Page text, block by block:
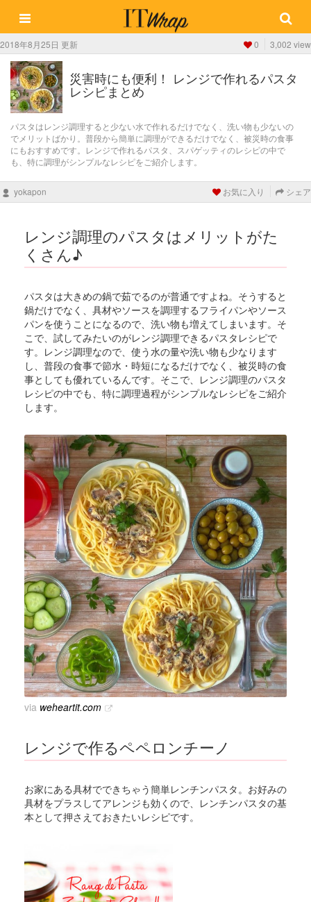
2018年8月25日 更新 0 3,002 view
災害時にも便利！ レンジで作れるパスタ
レシピまとめ
パスタはレンジ調理すると少ない水で作れるだけでなく、洗い物も少ないの
でメリットばかり。普段から簡単に調理ができるだけでなく、被災時の食事
にもおすすめです。レンジで作れるパスタ、スパゲッティのレシピの中で
も、特に調理がシンプルなレシピをご紹介します。
yokapon お気に入り シェア
レンジ調理のパスタはメリットがた
くさん♪
パスタは大きめの鍋で茹でるのが普通ですよね。そうすると
鍋だけでなく、具材やソースを調理するフライパンやソース
パンを使うことになるので、洗い物も増えてしまいます。そ
こで、試してみたいのがレンジ調理できるパスタレシピで
す。レンジ調理なので、使う水の量や洗い物も少なります
し、普段の食事で節水・時短になるだけでなく、被災時の食
事としても優れているんです。そこで、レンジ調理のパスタ
レシピの中でも、特に調理過程がシンプルなレシピをご紹介
します。
via weheartit.com
レンジで作るペペロンチーノ
お家にある具材でできちゃう簡単レンチンパスタ。お好みの
具材をプラスしてアレンジも効くので、レンチンパスタの基
本として押さえておきたいレシピです。